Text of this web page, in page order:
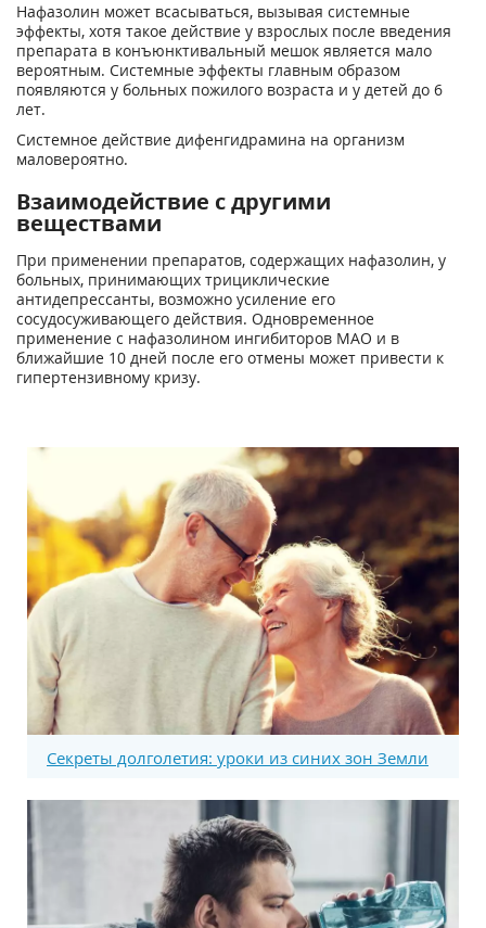
Нафазолин может всасываться, вызывая системные
эффекты, хотя такое действие у взрослых после введения
препарата в конъюнктивальный мешок является мало
вероятным. Системные эффекты главным образом
появляются у больных пожилого возраста и у детей до 6
лет.
Системное действие дифенгидрамина на организм
маловероятно.
Взаимодействие с другими
веществами
При применении препаратов, содержащих нафазолин, у
больных, принимающих трициклические
антидепрессанты, возможно усиление его
сосудосуживающего действия. Одновременное
применение с нафазолином ингибиторов МАО и в
ближайшие 10 дней после его отмены может привести к
гипертензивному кризу.
Секреты долголетия: уроки из синих зон Земли